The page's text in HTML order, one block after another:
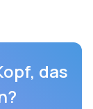
das